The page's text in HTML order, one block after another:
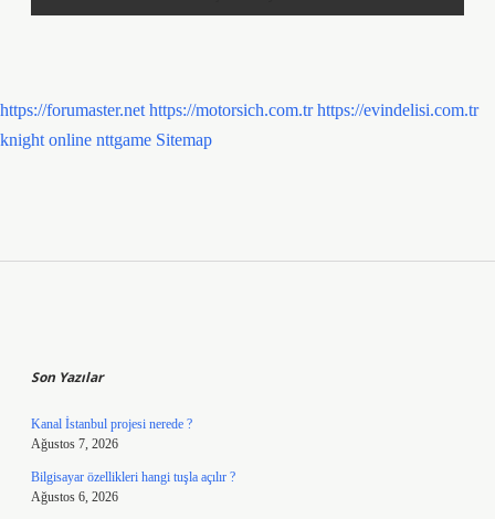
https://forumaster.net https://motorsich.com.tr https://evindelisi.com.tr
knight online nttgame Sitemap
Son Yazılar
Kanal İstanbul projesi nerede ?
Ağustos 7, 2026
Bilgisayar özellikleri hangi tuşla açılır ?
Ağustos 6, 2026